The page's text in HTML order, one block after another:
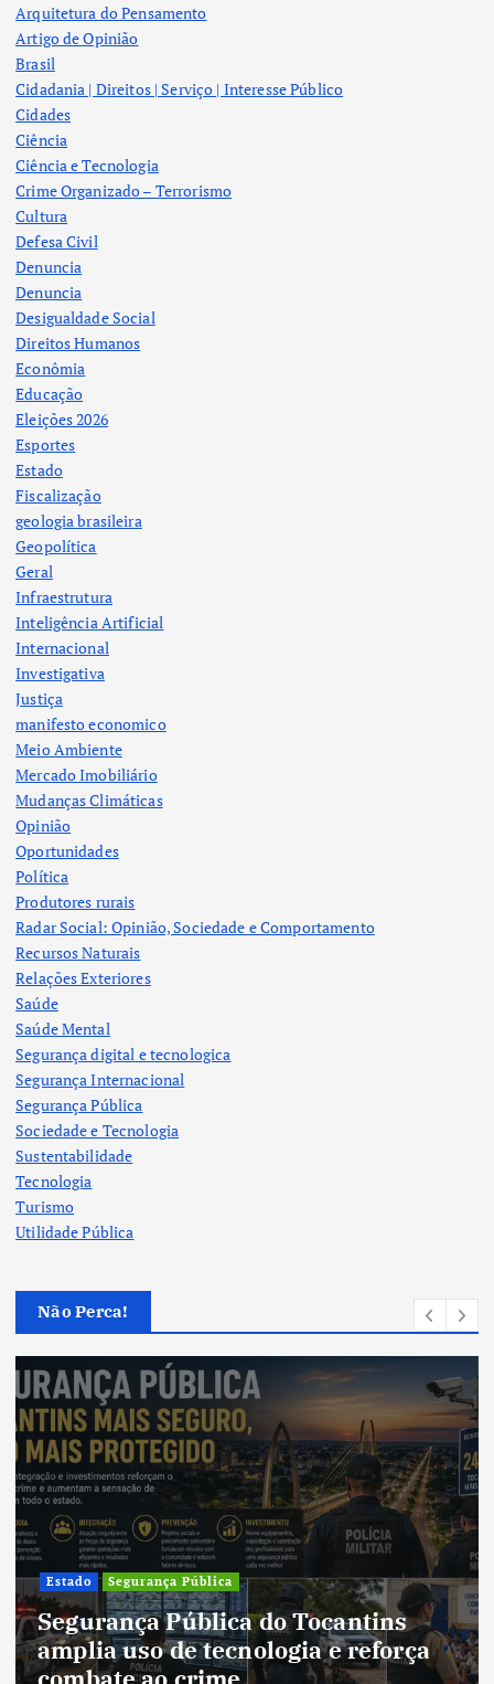
Arquitetura do Pensamento
Artigo de Opinião
Brasil
Cidadania | Direitos | Serviço | Interesse Público
Cidades
Ciência
Ciência e Tecnologia
Crime Organizado – Terrorismo
Cultura
Defesa Civil
Denuncia
Denuncia
Desigualdade Social
Direitos Humanos
Econômia
Educação
Eleições 2026
Esportes
Estado
Fiscalização
geologia brasileira
Geopolítica
Geral
Infraestrutura
Inteligência Artificial
Internacional
Investigativa
Justiça
manifesto economico
Meio Ambiente
Mercado Imobiliário
Mudanças Climáticas
Opinião
Oportunidades
Política
Produtores rurais
Radar Social: Opinião, Sociedade e Comportamento
Recursos Naturais
Relações Exteriores
Saúde
Saúde Mental
Segurança digital e tecnologica
Segurança Internacional
Segurança Pública
Sociedade e Tecnologia
Sustentabilidade
Tecnologia
Turismo
Utilidade Pública
Não Perca!
Cultura
Cultura do Tocantins preserva
tradições e fortalece identidade de
um estado em constante